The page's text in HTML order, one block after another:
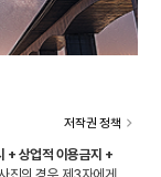
저작권 정책
+ 상업적 이용금지 +